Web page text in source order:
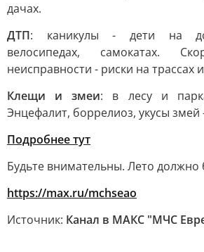
дачах.
ДТП: каникулы - дети на
велосипедах, самокатах.
неисправности - риски на трассах
Клещи и змеи: в лесу и
Энцефалит, боррелиоз, укусы
Подробнее тут
Будьте внимательны. Лето
https://max.ru/mchseao
Источник: Канал в МАКС "МЧС